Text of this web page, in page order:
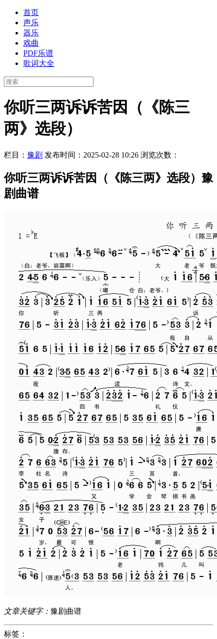
首页
声乐
器乐
戏曲
PDF乐谱
歌词大全
你听三两诉诉苦因（《陈三
两》选段）
栏目： 豫剧 发布时间：2025-02-28 10:26 浏览次数：
你听三两诉诉苦因（《陈三两》选段）豫
剧曲谱
文章关键字： 豫剧曲谱
标签：